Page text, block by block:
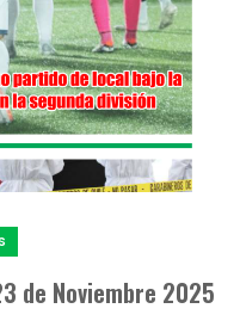
de Noviembre 2025